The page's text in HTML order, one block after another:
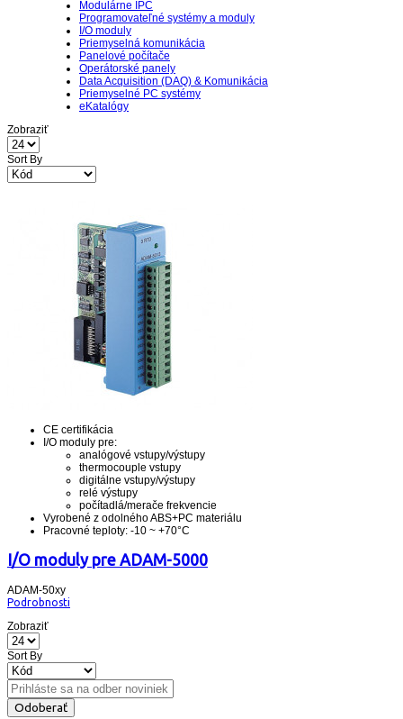
Modulárne IPC
Programovateľné systémy a moduly
I/O moduly
Priemyselná komunikácia
Panelové počítače
Operátorské panely
Data Acquisition (DAQ) & Komunikácia
Priemyselné PC systémy
eKatalógy
Zobraziť
Sort By
CE certifikácia
I/O moduly pre:
analógové vstupy/výstupy
thermocouple vstupy
digitálne vstupy/výstupy
relé výstupy
počítadlá/merače frekvencie
Vyrobené z odolného ABS+PC materiálu
Pracovné teploty: -10 ~ +70°C
I/O moduly pre ADAM-5000
ADAM-50xy
Podrobnosti
Zobraziť
Sort By
Odoberať